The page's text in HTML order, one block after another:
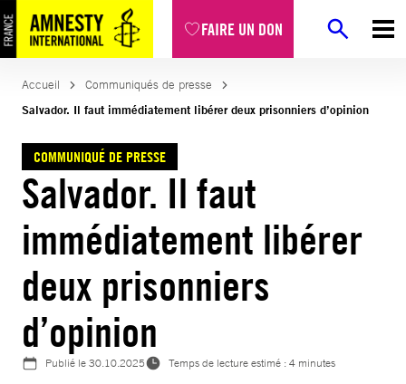
FAIRE UN DON
Aller
au
contenu
Accueil
Communiqués de presse
Salvador. Il faut immédiatement libérer deux prisonniers d’opinion
COMMUNIQUÉ DE PRESSE
Salvador. Il faut
immédiatement libérer
deux prisonniers
d’opinion
Publié le30.10.2025 Temps de lecture estimé : 4 minutes